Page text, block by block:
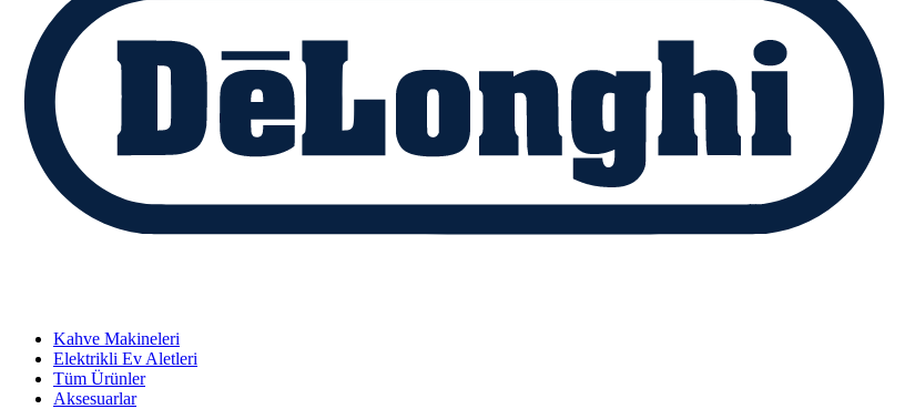
Kahve Makineleri
Elektrikli Ev Aletleri
Tüm Ürünler
Aksesuarlar